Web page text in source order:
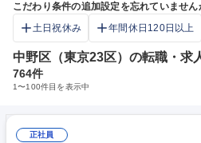
こだわり条件の追加設定を忘れていません
土日祝休み
年間休日120日以上
中野区（東京23区）の転職・求
764件
1〜100件目を表示中
正社員